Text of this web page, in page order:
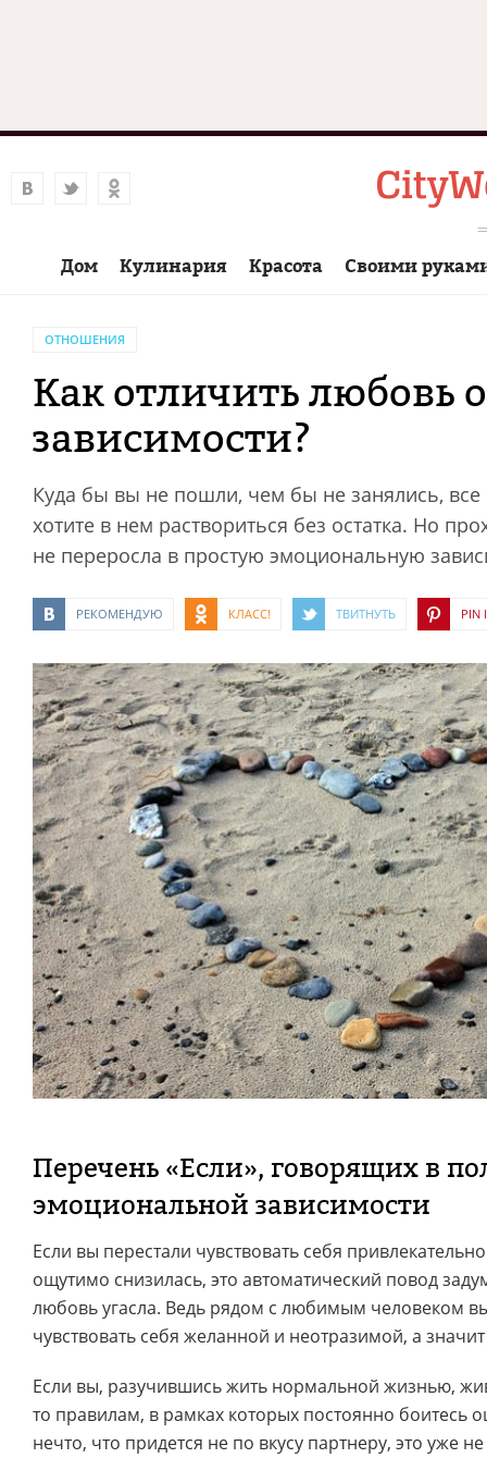
Дом Кулинария Красота Своими
ОТНОШЕНИЯ
Как отличить любовь
зависимости?
Куда бы вы не пошли, чем бы не занялись,
хотите в нем раствориться без остатка. Но
не переросла в простую эмоциональную
РЕКОМЕНДУЮ КЛАСС! ТВИТНУТЬ PIN
Перечень «Если», говорящих в
эмоциональной зависимости
Если вы перестали чувствовать себя
ощутимо снизилась, это автоматический повод
любовь угасла. Ведь рядом с любимым человеком вы
чувствовать себя желанной и неотразимой, а
Если вы, разучившись жить нормальной жизнью,
то правилам, в рамках которых постоянно боитесь
нечто, что придется не по вкусу партнеру, это уже